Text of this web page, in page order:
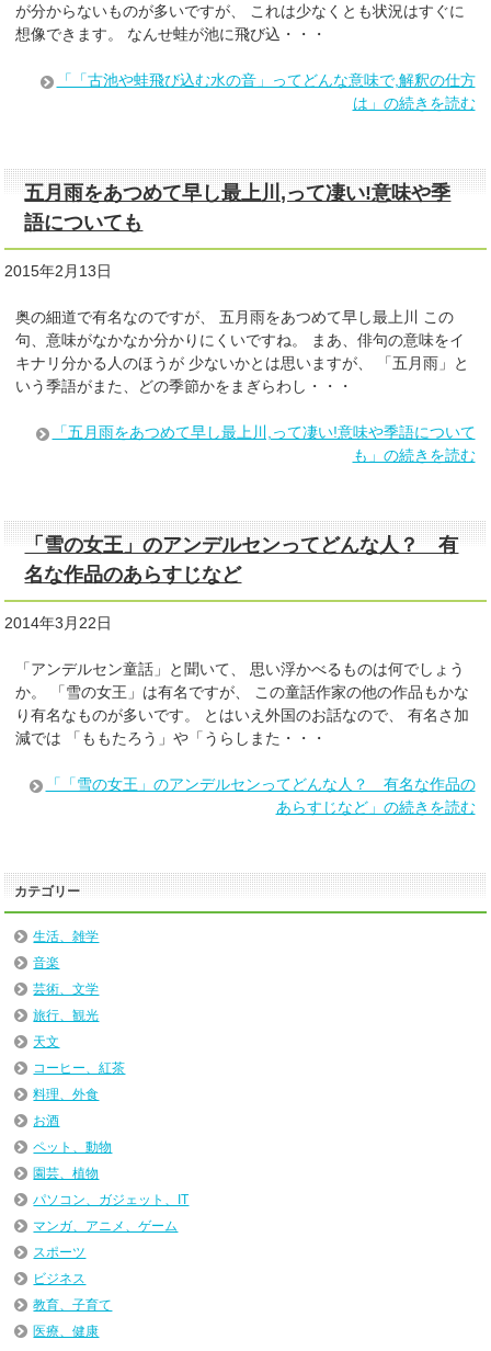
が分からないものが多いですが、 これは少なくとも状況はすぐに
想像できます。 なんせ蛙が池に飛び込・・・
「「古池や蛙飛び込む水の音」ってどんな意味で,解釈の仕方
は」の続きを読む
五月雨をあつめて早し最上川,って凄い!意味や季
語についても
2015年2月13日
奥の細道で有名なのですが、 五月雨をあつめて早し最上川 この
句、意味がなかなか分かりにくいですね。 まあ、俳句の意味をイ
キナリ分かる人のほうが 少ないかとは思いますが、 「五月雨」と
いう季語がまた、どの季節かをまぎらわし・・・
「五月雨をあつめて早し最上川,って凄い!意味や季語について
も」の続きを読む
「雪の女王」のアンデルセンってどんな人？ 有
名な作品のあらすじなど
2014年3月22日
「アンデルセン童話」と聞いて、 思い浮かべるものは何でしょう
か。 「雪の女王」は有名ですが、 この童話作家の他の作品もかな
り有名なものが多いです。 とはいえ外国のお話なので、 有名さ加
減では 「ももたろう」や「うらしまた・・・
「「雪の女王」のアンデルセンってどんな人？ 有名な作品の
あらすじなど」の続きを読む
カテゴリー
生活、雑学
音楽
芸術、文学
旅行、観光
天文
コーヒー、紅茶
料理、外食
お酒
ペット、動物
園芸、植物
パソコン、ガジェット、IT
マンガ、アニメ、ゲーム
スポーツ
ビジネス
教育、子育て
医療、健康